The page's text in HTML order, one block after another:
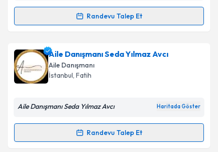
Kişisel verilerimin işlenmesine ilişkinAydınlatma
kapsamda işlenmesini kabul ediyorum.
Takvim Talebini Gönder
Randevu Talep Et
Randevu Takvimi Talebi
Aile Danışmanı Serap Bilmeziçin randevu takvimi
talebi oluşturun. Size bu uzmandan randevu almanız
için bir takvim hazırlandığında e-posta ile
bilgilendireceğiz.
Aile Danışmanı Seda Yılmaz Avcı
Aile Danışmanı
İstanbul, Fatih
Aile Danışmanı Seda Yılmaz Avcı Haritada Göster
Randevu Talep Et
Randevu Takvimi Talebi